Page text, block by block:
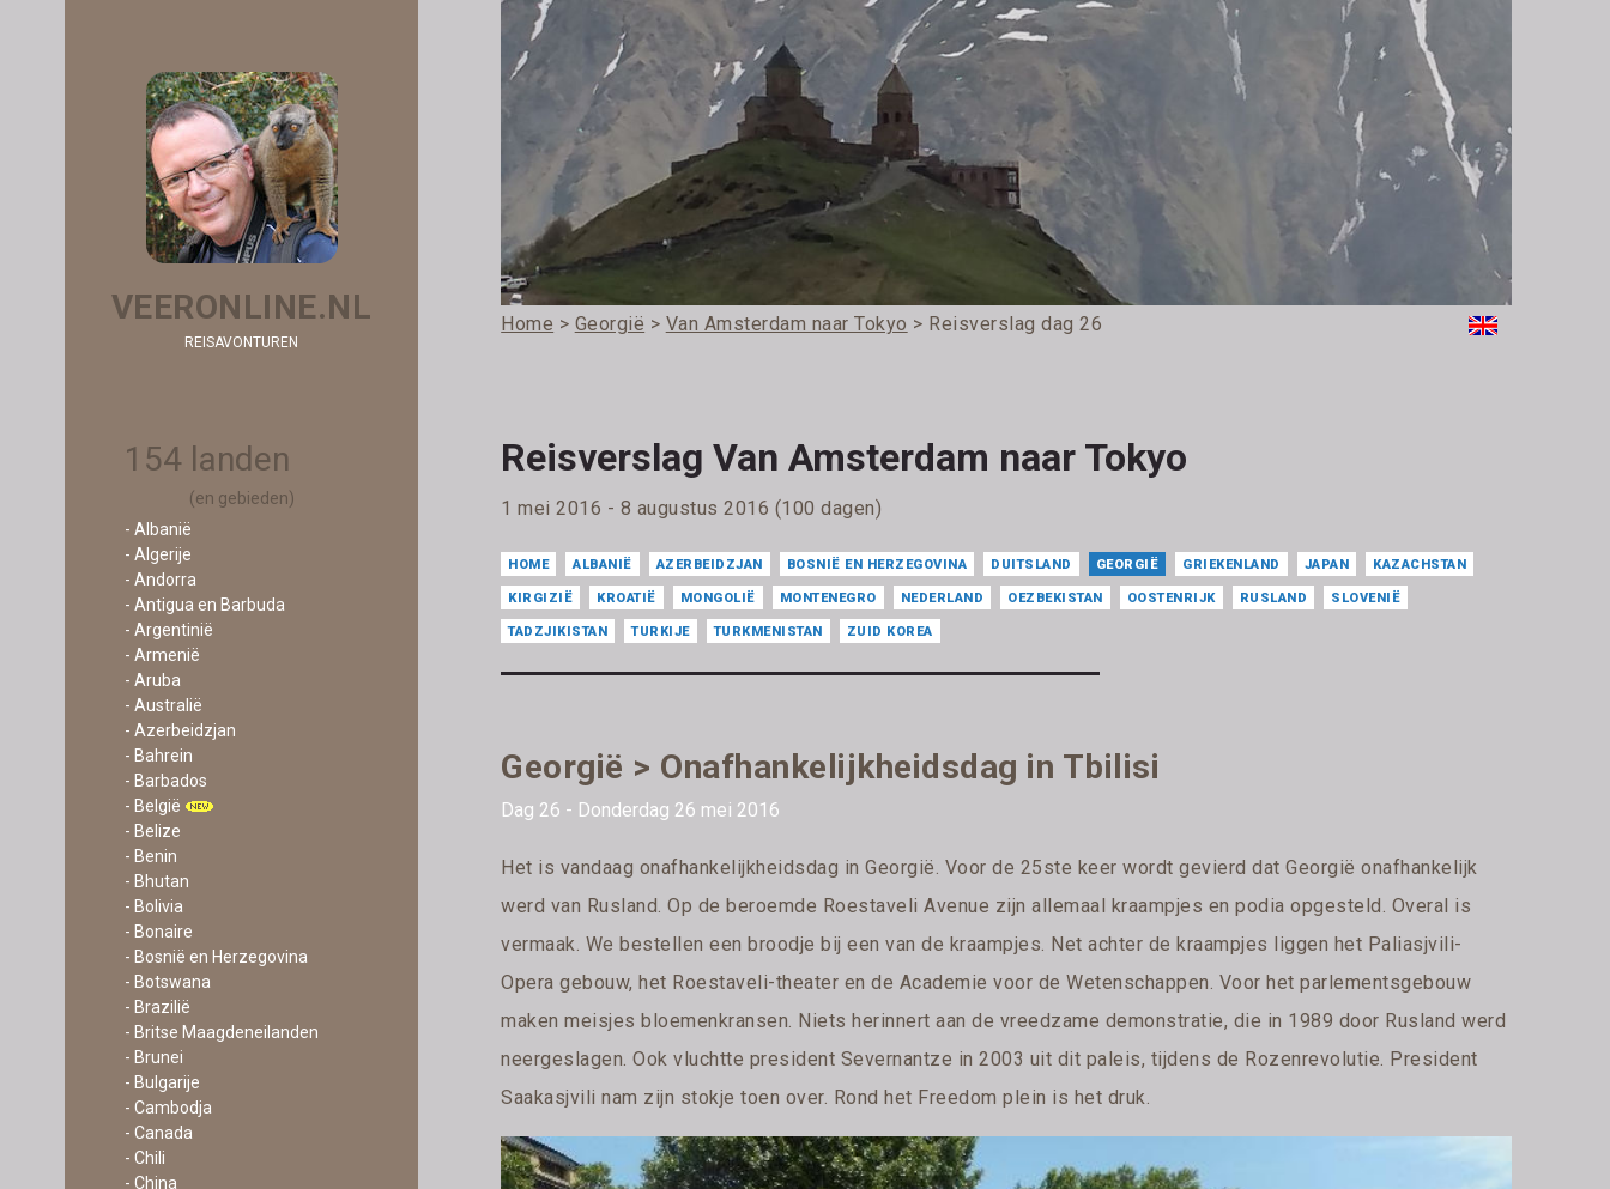
VEERONLINE.NL
REISAVONTUREN
154 landen
(en gebieden)
- Albanië
- Algerije
- Andorra
- Antigua en Barbuda
- Argentinië
- Armenië
- Aruba
- Australië
- Azerbeidzjan
- Bahrein
- Barbados
- België
- Belize
- Benin
- Bhutan
- Bolivia
- Bonaire
- Bosnië en Herzegovina
- Botswana
- Brazilië
- Britse Maagdeneilanden
- Brunei
- Bulgarije
- Cambodja
- Canada
- Chili
- China
Home > Georgië > Van Amsterdam naar Tokyo > Reisverslag dag 26
Reisverslag Van Amsterdam naar Tokyo
1 mei 2016 - 8 augustus 2016 (100 dagen)
HOME ALBANIË AZERBEIDZJAN BOSNIË EN HERZEGOVINA DUITSLAND GEORGIË GRIEKENLAND JAPAN KAZACHSTAN
KIRGIZIË KROATIË MONGOLIË MONTENEGRO NEDERLAND OEZBEKISTAN OOSTENRIJK RUSLAND SLOVENIË
TADZJIKISTAN TURKIJE TURKMENISTAN ZUID KOREA
Georgië > Onafhankelijkheidsdag in Tbilisi
Dag 26 - Donderdag 26 mei 2016
Het is vandaag onafhankelijkheidsdag in Georgië. Voor de 25ste keer wordt gevierd dat Georgië onafhankelijk
werd van Rusland. Op de beroemde Roestaveli Avenue zijn allemaal kraampjes en podia opgesteld. Overal is
vermaak. We bestellen een broodje bij een van de kraampjes. Net achter de kraampjes liggen het Paliasjvili-
Opera gebouw, het Roestaveli-theater en de Academie voor de Wetenschappen. Voor het parlementsgebouw
maken meisjes bloemenkransen. Niets herinnert aan de vreedzame demonstratie, die in 1989 door Rusland werd
neergeslagen. Ook vluchtte president Severnantze in 2003 uit dit paleis, tijdens de Rozenrevolutie. President
Saakasjvili nam zijn stokje toen over. Rond het Freedom plein is het druk.